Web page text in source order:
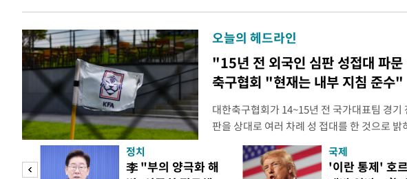
오늘의 헤드라인
"15년 전 외국인 심판 성접대 파문
축구협회 "현재는 내부 지침 준수"
대한축구협회가 14~15년 전 국가대표팀 경기
판을 상대로 여러 차례 성 접대를 한 것으로 밝
구계에 따르면 국회의 한 의원실은 축구협회가
년 국제심판 10여 명에게 성 접대한 사실을 확
축구협회는 외국인 심판과 감독관 등 10여 명
정치
李 "부의 양극화 해
국제
'이란 통제' 호